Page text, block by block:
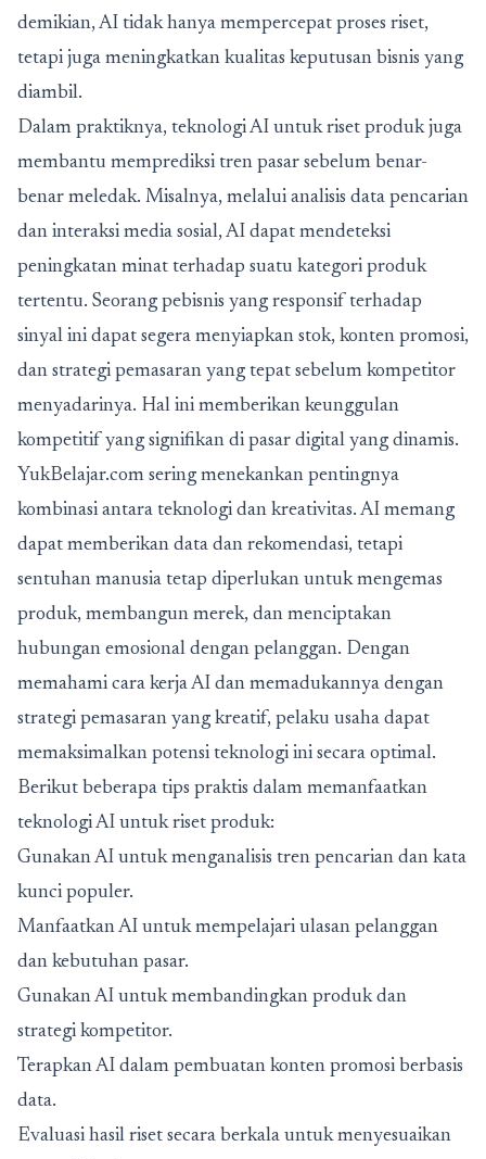
demikian, AI tidak hanya mempercepat proses riset,
tetapi juga meningkatkan kualitas keputusan bisnis yang
diambil.
Dalam praktiknya, teknologi AI untuk riset produk juga
membantu memprediksi tren pasar sebelum benar-
benar meledak. Misalnya, melalui analisis data pencarian
dan interaksi media sosial, AI dapat mendeteksi
peningkatan minat terhadap suatu kategori produk
tertentu. Seorang pebisnis yang responsif terhadap
sinyal ini dapat segera menyiapkan stok, konten promosi,
dan strategi pemasaran yang tepat sebelum kompetitor
menyadarinya. Hal ini memberikan keunggulan
kompetitif yang signifikan di pasar digital yang dinamis.
YukBelajar.com sering menekankan pentingnya
kombinasi antara teknologi dan kreativitas. AI memang
dapat memberikan data dan rekomendasi, tetapi
sentuhan manusia tetap diperlukan untuk mengemas
produk, membangun merek, dan menciptakan
hubungan emosional dengan pelanggan. Dengan
memahami cara kerja AI dan memadukannya dengan
strategi pemasaran yang kreatif, pelaku usaha dapat
memaksimalkan potensi teknologi ini secara optimal.
Berikut beberapa tips praktis dalam memanfaatkan
teknologi AI untuk riset produk:
Gunakan AI untuk menganalisis tren pencarian dan kata
kunci populer.
Manfaatkan AI untuk mempelajari ulasan pelanggan
dan kebutuhan pasar.
Gunakan AI untuk membandingkan produk dan
strategi kompetitor.
Terapkan AI dalam pembuatan konten promosi berbasis
data.
Evaluasi hasil riset secara berkala untuk menyesuaikan